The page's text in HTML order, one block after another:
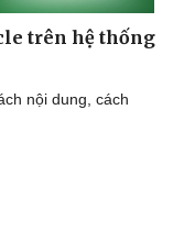
trên hệ thống
nội dung, cách